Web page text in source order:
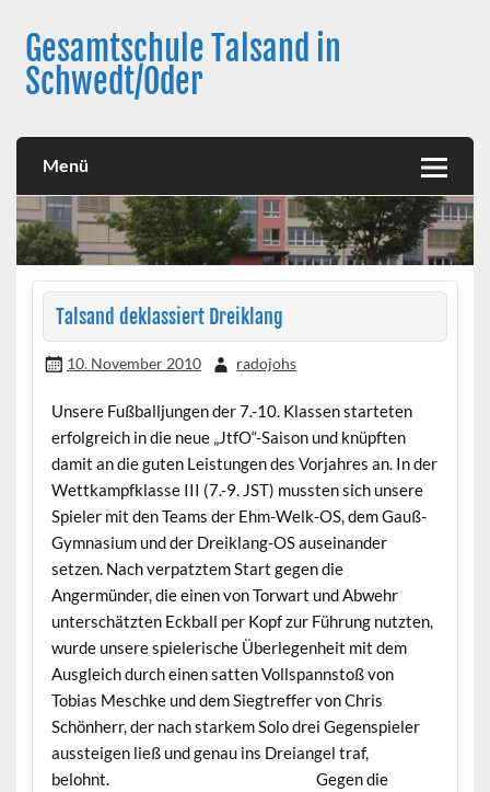
contentGesamtschule Talsand in
Schwedt/Oder
Menü
Talsand deklassiert Dreiklang
10. November 2010 radojohs
Unsere Fußballjungen der 7.-10. Klassen starteten
erfolgreich in die neue „JtfO“-Saison und knüpften
damit an die guten Leistungen des Vorjahres an. In der
Wettkampfklasse III (7.-9. JST) mussten sich unsere
Spieler mit den Teams der Ehm-Welk-OS, dem Gauß-
Gymnasium und der Dreiklang-OS auseinander
setzen. Nach verpatztem Start gegen die
Angermünder, die einen von Torwart und Abwehr
unterschätzten Eckball per Kopf zur Führung nutzten,
wurde unsere spielerische Überlegenheit mit dem
Ausgleich durch einen satten Vollspannstoß von
Tobias Meschke und dem Siegtreffer von Chris
Schönherr, der nach starkem Solo drei Gegenspieler
aussteigen ließ und genau ins Dreiangel traf,
belohnt. Gegen die